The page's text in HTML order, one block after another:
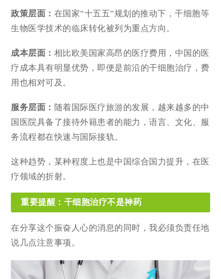
政策层面： 在国家”十五五”规划的推动下，干细胞等
生物医学技术的临床转化被列为重点方向。
成本层面： 相比欧美国家高昂的医疗费用，中国的医
疗成本具有明显优势，即便是前沿的干细胞治疗，费
用也相对可及。
服务层面： 随着国际医疗旅游的发展，越来越多的中
国医院具备了接待外籍患者的能力，语言、文化、服
务流程都在快速与国际接轨。
这种趋势，某种程度上也是中国综合国力提升，在医
疗领域的折射。
重要提醒：干细胞治疗不是神药
在分享这个振奋人心的消息的同时，我必须负责任地
说几点注意事项。